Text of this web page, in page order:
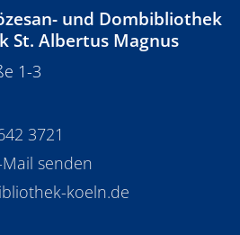
und Dombibliothek
St. Albertus Magnus
1-3
3721
senden
koeln.de